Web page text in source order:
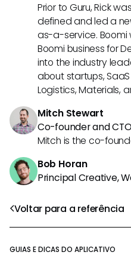
Voltar para a referência
GUIAS E DICAS DO APLICATIVO
Prior to Guru, Rick
defined and led a
as-a-service. Boomi
Boomi business for
into the industry
about startups,
Logistics, Materials,
Mitch Stewart
Co-founder and
Mitch is the co-
Bob Horan
Principal Creative,